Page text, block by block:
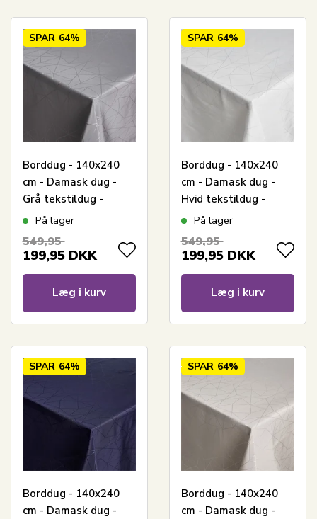
SPAR 64%
Borddug - 140x240
cm - Damask dug -
Grå tekstildug -
Jacquardvævet dug
mønster - Eksklusiv
På lager
549,95
199,95 DKK
Læg i kurv
SPAR 64%
Borddug - 140x240
cm - Damask dug -
Hvid tekstildug -
Jacquardvævet dug
mønster - Eksklusiv
På lager
549,95
199,95 DKK
Læg i kurv
SPAR 64%
Borddug - 140x240
cm - Damask dug -
SPAR 64%
Borddug - 140x240
cm - Damask dug -